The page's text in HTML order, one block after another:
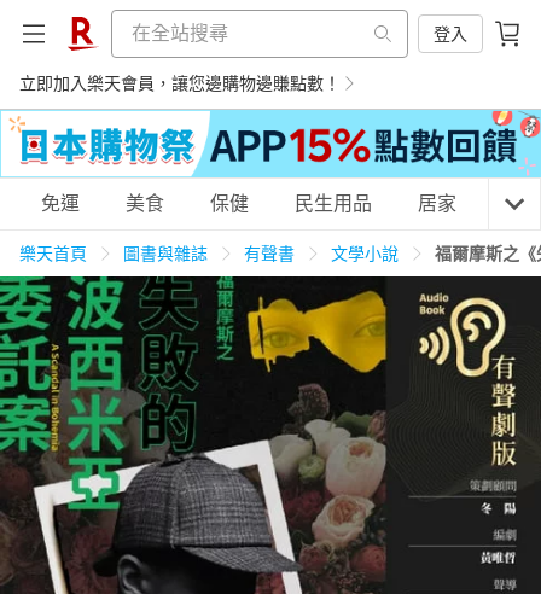
登入
立即加入樂天會員，讓您邊購物邊賺點數！
購物網分類
天天免運 美食蛋糕 養生保健 民生用品
居家生活 3C家電 運動休閒 親子玩具
女裝 男裝 化妝保養 情趣用品
免運 美食 保健 民生用品 居家 3C
樂天首頁 圖書與雜誌 有聲書 文學小說 福爾摩斯之《